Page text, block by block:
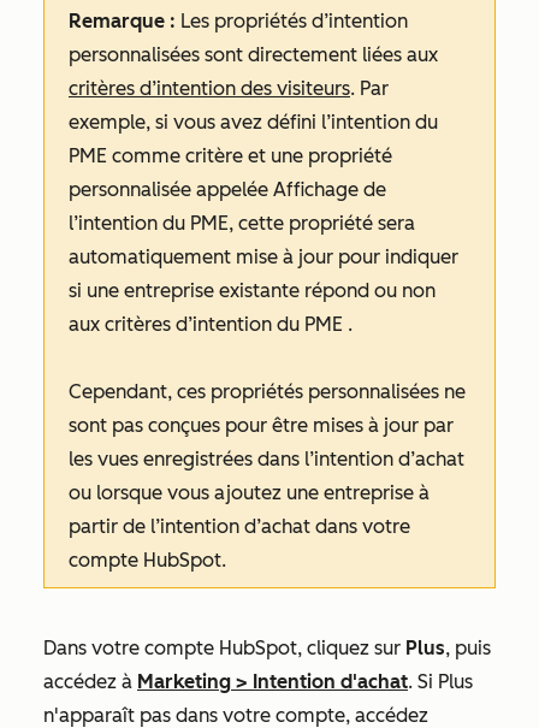
Remarque : Les propriétés d’intention
personnalisées sont directement liées aux
critères d’intention des visiteurs. Par
exemple, si vous avez défini l’intention du
PME comme critère et une propriété
personnalisée appelée Affichage de
l’intention du PME, cette propriété sera
automatiquement mise à jour pour indiquer
si une entreprise existante répond ou non
aux critères d’intention du PME .
Cependant, ces propriétés personnalisées ne
sont pas conçues pour être mises à jour par
les vues enregistrées dans l’intention d’achat
ou lorsque vous ajoutez une entreprise à
partir de l’intention d’achat dans votre
compte HubSpot.
Dans votre compte HubSpot, cliquez sur Plus, puis
accédez à Marketing > Intention d'achat. Si Plus
n'apparaît pas dans votre compte, accédez